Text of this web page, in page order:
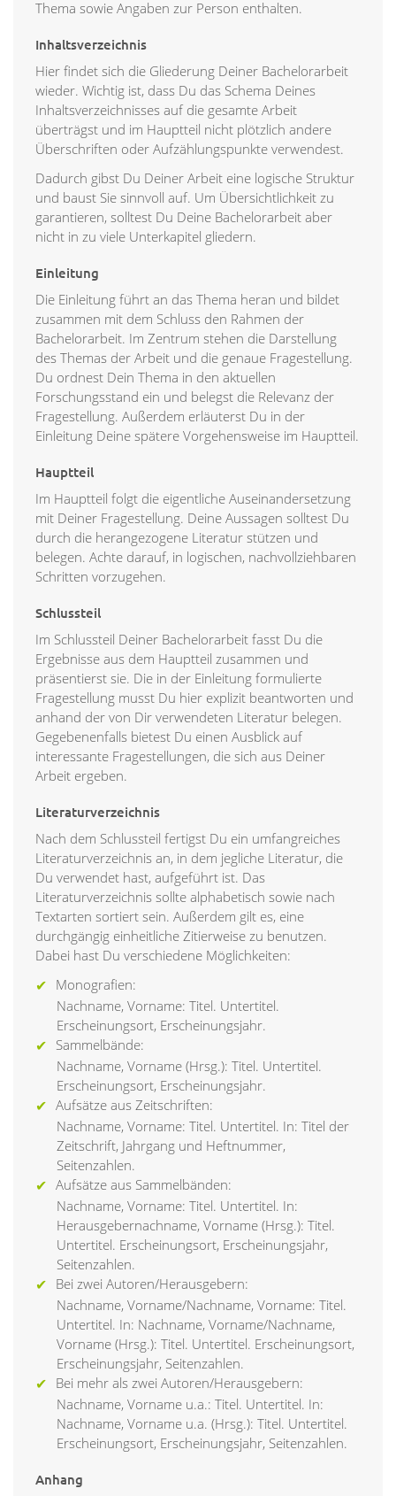
Thema sowie Angaben zur Person enthalten.
Inhaltsverzeichnis
Hier findet sich die Gliederung Deiner Bachelorarbeit
wieder. Wichtig ist, dass Du das Schema Deines
Inhaltsverzeichnisses auf die gesamte Arbeit
überträgst und im Hauptteil nicht plötzlich andere
Überschriften oder Aufzählungspunkte verwendest.
Dadurch gibst Du Deiner Arbeit eine logische Struktur
und baust Sie sinnvoll auf. Um Übersichtlichkeit zu
garantieren, solltest Du Deine Bachelorarbeit aber
nicht in zu viele Unterkapitel gliedern.
Einleitung
Die Einleitung führt an das Thema heran und bildet
zusammen mit dem Schluss den Rahmen der
Bachelorarbeit. Im Zentrum stehen die Darstellung
des Themas der Arbeit und die genaue Fragestellung.
Du ordnest Dein Thema in den aktuellen
Forschungsstand ein und belegst die Relevanz der
Fragestellung. Außerdem erläuterst Du in der
Einleitung Deine spätere Vorgehensweise im Hauptteil.
Hauptteil
Im Hauptteil folgt die eigentliche Auseinandersetzung
mit Deiner Fragestellung. Deine Aussagen solltest Du
durch die herangezogene Literatur stützen und
belegen. Achte darauf, in logischen, nachvollziehbaren
Schritten vorzugehen.
Schlussteil
Im Schlussteil Deiner Bachelorarbeit fasst Du die
Ergebnisse aus dem Hauptteil zusammen und
präsentierst sie. Die in der Einleitung formulierte
Fragestellung musst Du hier explizit beantworten und
anhand der von Dir verwendeten Literatur belegen.
Gegebenenfalls bietest Du einen Ausblick auf
interessante Fragestellungen, die sich aus Deiner
Arbeit ergeben.
Literaturverzeichnis
Nach dem Schlussteil fertigst Du ein umfangreiches
Literaturverzeichnis an, in dem jegliche Literatur, die
Du verwendet hast, aufgeführt ist. Das
Literaturverzeichnis sollte alphabetisch sowie nach
Textarten sortiert sein. Außerdem gilt es, eine
durchgängig einheitliche Zitierweise zu benutzen.
Dabei hast Du verschiedene Möglichkeiten:
Monografien:
Nachname, Vorname: Titel. Untertitel.
Erscheinungsort, Erscheinungsjahr.
Sammelbände:
Nachname, Vorname (Hrsg.): Titel. Untertitel.
Erscheinungsort, Erscheinungsjahr.
Aufsätze aus Zeitschriften:
Nachname, Vorname: Titel. Untertitel. In: Titel der
Zeitschrift, Jahrgang und Heftnummer,
Seitenzahlen.
Aufsätze aus Sammelbänden:
Nachname, Vorname: Titel. Untertitel. In:
Herausgebernachname, Vorname (Hrsg.): Titel.
Untertitel. Erscheinungsort, Erscheinungsjahr,
Seitenzahlen.
Bei zwei Autoren/Herausgebern:
Nachname, Vorname/Nachname, Vorname: Titel.
Untertitel. In: Nachname, Vorname/Nachname,
Vorname (Hrsg.): Titel. Untertitel. Erscheinungsort,
Erscheinungsjahr, Seitenzahlen.
Bei mehr als zwei Autoren/Herausgebern:
Nachname, Vorname u.a.: Titel. Untertitel. In:
Nachname, Vorname u.a. (Hrsg.): Titel. Untertitel.
Erscheinungsort, Erscheinungsjahr, Seitenzahlen.
Anhang